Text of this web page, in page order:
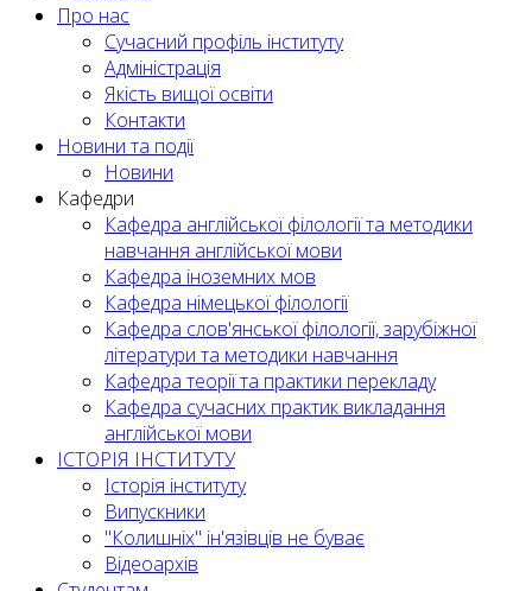
Про нас
Сучасний профіль інституту
Адміністрація
Якість вищої освіти
Контакти
Новини та події
Новини
Кафедри
Кафедра англійської філології та методики
навчання англійської мови
Кафедра іноземних мов
Кафедра німецької філології
Кафедра слов'янської філології, зарубіжної
літератури та методики навчання
Кафедра теорії та практики перекладу
Кафедра сучасних практик викладання
англійської мови
ІСТОРІЯ ІНСТИТУТУ
Історія інституту
Випускники
"Колишніх" ін'язівців не буває
Відеоархів